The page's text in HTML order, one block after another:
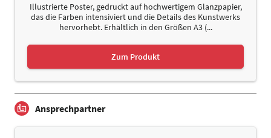
Illustrierte Poster, gedruckt auf hochwertigem Glanzpapier,
das die Farben intensiviert und die Details des Kunstwerks
hervorhebt. Erhältlich in den Größen A3 (...
Zum Produkt
Ansprechpartner